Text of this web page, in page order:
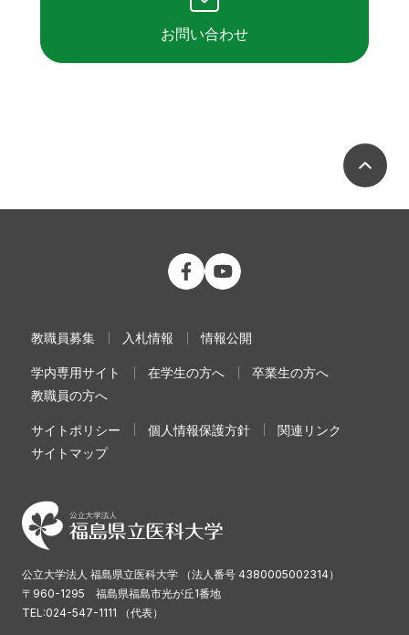
お問い合わせ
公立大学法人 福島県立医科大学
教職員募集 入札情報 情報公開
学内専用サイト 在学生の方へ
卒業生の方へ
教職員の方へ
サイトポリシー 個人情報保護方針
関連リンク
サイトマップ
公立大学法人 福島県立医科大学 （法人番号 4380005002314）
〒960-1295 福島県福島市光が丘1番地
TEL:024-547-1111 （代表）